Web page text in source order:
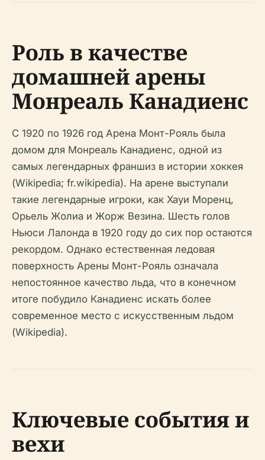
Роль в качестве
домашней арены
Монреаль Канадиенс
С 1920 по 1926 год Арена Монт-Рояль была
домом для Монреаль Канадиенс, одной из
самых легендарных франшиз в истории хоккея
(Wikipedia; fr.wikipedia). На арене выступали
такие легендарные игроки, как Хауи Моренц,
Орьель Жолиа и Жорж Везина. Шесть голов
Ньюси Лалонда в 1920 году до сих пор остаются
рекордом. Однако естественная ледовая
поверхность Арены Монт-Рояль означала
непостоянное качество льда, что в конечном
итоге побудило Канадиенс искать более
современное место с искусственным льдом
(Wikipedia).
Ключевые события и
вехи